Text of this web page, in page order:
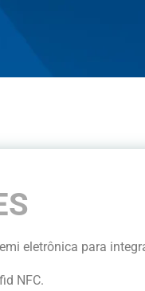
eletrônica para
NFC.